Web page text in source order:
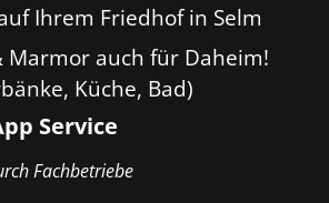
Ihrem Friedhof in Selm
Marmor auch für Daheim!
Küche, Bad)
Service
Fachbetriebe